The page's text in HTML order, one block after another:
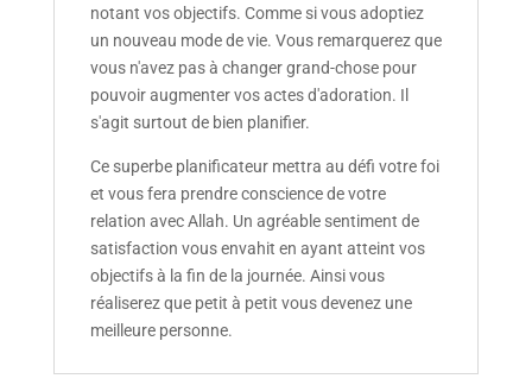
notant vos objectifs. Comme si vous adoptiez
un nouveau mode de vie. Vous remarquerez que
vous n'avez pas à changer grand-chose pour
pouvoir augmenter vos actes d'adoration. Il
s'agit surtout de bien planifier.
Ce superbe planificateur mettra au défi votre foi
et vous fera prendre conscience de votre
relation avec Allah. Un agréable sentiment de
satisfaction vous envahit en ayant atteint vos
objectifs à la fin de la journée. Ainsi vous
réaliserez que petit à petit vous devenez une
meilleure personne.